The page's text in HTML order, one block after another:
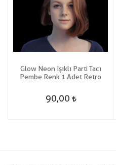
Glow Neon Işıklı Parti Tacı
Pembe Renk 1 Adet Retro
90,00